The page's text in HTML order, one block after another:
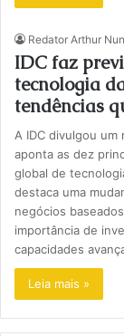
Redator Arthur
IDC faz
tecnologia
tendências
A IDC divulgou um
aponta as dez
global de
destaca uma
negócios
importância de
capacidades
Leia mais »